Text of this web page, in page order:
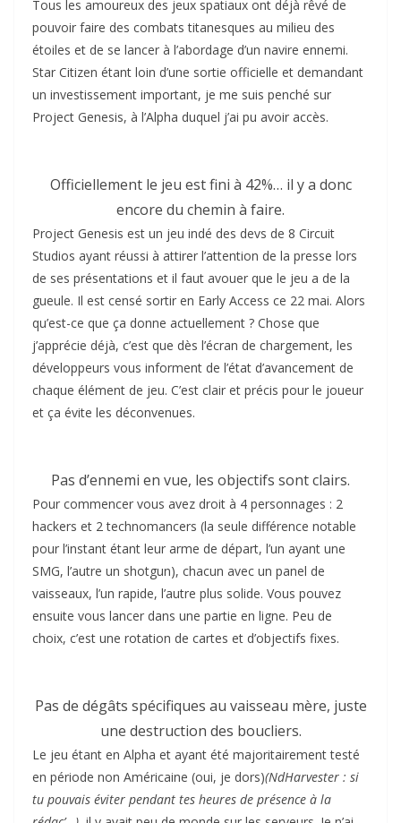
Tous les amoureux des jeux spatiaux ont déjà rêvé de
pouvoir faire des combats titanesques au milieu des
étoiles et de se lancer à l’abordage d’un navire ennemi.
Star Citizen étant loin d’une sortie officielle et demandant
un investissement important, je me suis penché sur
Project Genesis, à l’Alpha duquel j’ai pu avoir accès.
Officiellement le jeu est fini à 42%… il y a donc
encore du chemin à faire.
Project Genesis est un jeu indé des devs de 8 Circuit
Studios ayant réussi à attirer l’attention de la presse lors
de ses présentations et il faut avouer que le jeu a de la
gueule. Il est censé sortir en Early Access ce 22 mai. Alors
qu’est-ce que ça donne actuellement ? Chose que
j’apprécie déjà, c’est que dès l’écran de chargement, les
développeurs vous informent de l’état d’avancement de
chaque élément de jeu. C’est clair et précis pour le joueur
et ça évite les déconvenues.
Pas d’ennemi en vue, les objectifs sont clairs.
Pour commencer vous avez droit à 4 personnages : 2
hackers et 2 technomancers (la seule différence notable
pour l’instant étant leur arme de départ, l’un ayant une
SMG, l’autre un shotgun), chacun avec un panel de
vaisseaux, l’un rapide, l’autre plus solide. Vous pouvez
ensuite vous lancer dans une partie en ligne. Peu de
choix, c’est une rotation de cartes et d’objectifs fixes.
Pas de dégâts spécifiques au vaisseau mère, juste
une destruction des boucliers.
Le jeu étant en Alpha et ayant été majoritairement testé
en période non Américaine (oui, je dors)(NdHarvester : si
tu pouvais éviter pendant tes heures de présence à la